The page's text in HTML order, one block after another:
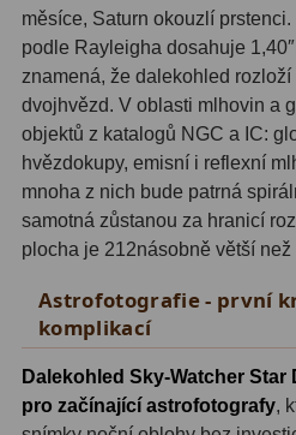
Fotografické montáže5
Stativy a pilíře3
Objímky
Motory a pohony13
Upínací prvky13
Závaží3
Ostatní27
Zrcátka a hranoly60
měsíce, Saturn okouzlí
podle Rayleigha dosahuje
znamená, že dalekohled
dvojhvězd. V oblasti mlhovin a
objektů z katalogů NGC a IC:
hvězdokupy, emisní i reflexní
mnoha z nich bude patrná
samotná zůstanou za hranicí
plocha je 212násobně větší
Astrofotografie - první
komplikací
Dalekohled Sky-Watcher
pro začínající astrofotografy,